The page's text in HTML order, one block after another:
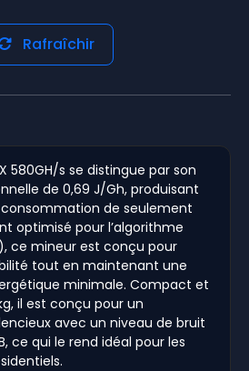
Rafraîchir
580GH/s se distingue par son
de 0,69 J/Gh, produisant
de seulement
optimisé pour l’algorithme
ce mineur est conçu pour
tout en maintenant une
minimale. Compact et
il est conçu pour un
avec un niveau de bruit
ce qui le rend idéal pour les